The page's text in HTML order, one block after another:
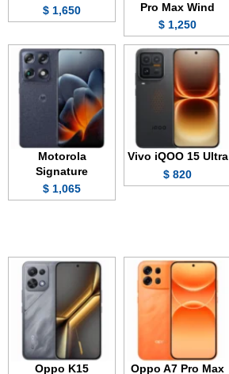
Pro Max Wind
1,250 $
1,650 $
Vivo iQOO 15 Ultra
820 $
Motorola
Signature
1,065 $
Oppo A7 Pro Max
Oppo K15